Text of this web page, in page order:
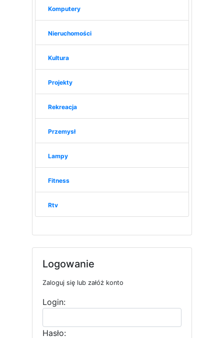
Komputery
Nieruchomości
Kultura
Projekty
Rekreacja
Przemysł
Lampy
Fitness
Rtv
Logowanie
Zaloguj się lub załóż konto
Login:
Hasło: